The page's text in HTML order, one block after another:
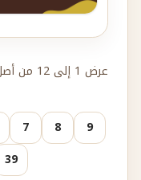
عرض 1 إلى 12 من أصل 461 نتيجة
7 8
9
39